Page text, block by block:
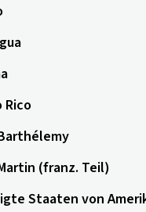
Rico
(franz. Teil)
Staaten von